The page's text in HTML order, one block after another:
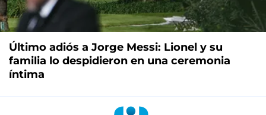
Último adiós a Jorge Messi: Lionel y su
familia lo despidieron en una ceremonia
íntima